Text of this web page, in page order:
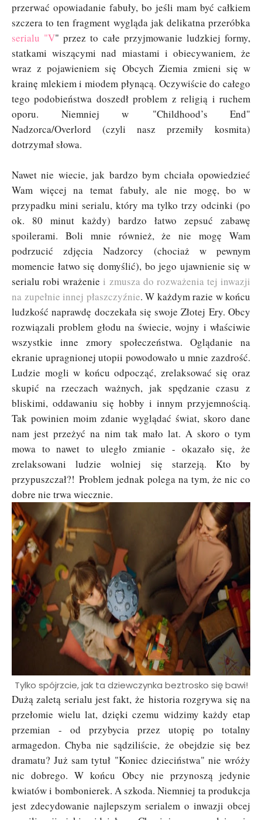
przerwać opowiadanie fabuły, bo jeśli mam być całkiem
szczera to ten fragment wygląda jak delikatna przeróbka
serialu "V" przez to całe przyjmowanie ludzkiej formy,
statkami wiszącymi nad miastami i obiecywaniem, że
wraz z pojawieniem się Obcych Ziemia zmieni się w
krainę mlekiem i miodem płynącą. Oczywiście do całego
tego podobieństwa doszedł problem z religią i ruchem
oporu. Niemniej w "Childhood’s End"
Nadzorca/Overlord (czyli nasz przemiły kosmita)
dotrzymał słowa.
Nawet nie wiecie, jak bardzo bym chciała opowiedzieć
Wam więcej na temat fabuły, ale nie mogę, bo w
przypadku mini serialu, który ma tylko trzy odcinki (po
ok. 80 minut każdy) bardzo łatwo zepsuć zabawę
spoilerami. Boli mnie również, że nie mogę Wam
podrzucić zdjęcia Nadzorcy (chociaż w pewnym
momencie łatwo się domyślić), bo jego ujawnienie się w
serialu robi wrażenie i zmusza do rozważenia tej inwazji
na zupełnie innej płaszczyźnie. W każdym razie w końcu
ludzkość naprawdę doczekała się swoje Złotej Ery. Obcy
rozwiązali problem głodu na świecie, wojny i właściwie
wszystkie inne zmory społeczeństwa. Oglądanie na
ekranie upragnionej utopii powodowało u mnie zazdrość.
Ludzie mogli w końcu odpocząć, zrelaksować się oraz
skupić na rzeczach ważnych, jak spędzanie czasu z
bliskimi, oddawaniu się hobby i innym przyjemnością.
Tak powinien moim zdanie wyglądać świat, skoro dane
nam jest przeżyć na nim tak mało lat. A skoro o tym
mowa to nawet to uległo zmianie - okazało się, że
zrelaksowani ludzie wolniej się starzeją. Kto by
przypuszczał?! Problem jednak polega na tym, że nic co
dobre nie trwa wiecznie.
Tylko spójrzcie, jak ta dziewczynka beztrosko się bawi!
Dużą zaletą serialu jest fakt, że historia rozgrywa się na
przełomie wielu lat, dzięki czemu widzimy każdy etap
przemian - od przybycia przez utopię po totalny
armagedon. Chyba nie sądziliście, że obejdzie się bez
dramatu? Już sam tytuł "Koniec dzieciństwa" nie wróży
nic dobrego. W końcu Obcy nie przynoszą jedynie
kwiatów i bombonierek. A szkoda. Niemniej ta produkcja
jest zdecydowanie najlepszym serialem o inwazji obcej